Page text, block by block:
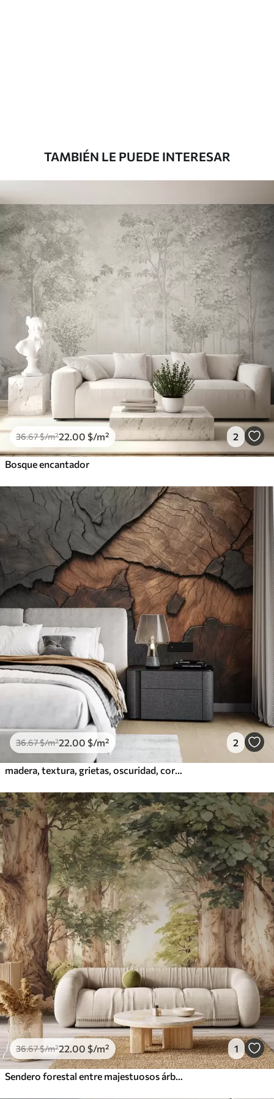
Vinilo Premium
48.3329.00$/m²
TAMBIÉN LE PUEDE INTERESAR
36.67$/m²22 .00 $/m² 2
Bosque encantador
36.67$/m²22 .00 $/m² 2
36.67$/m²22 .00 $/m² 1